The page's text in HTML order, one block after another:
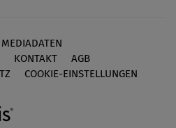
MEDIADATEN
KONTAKT
AGB
COOKIE-EINSTELLUNGEN